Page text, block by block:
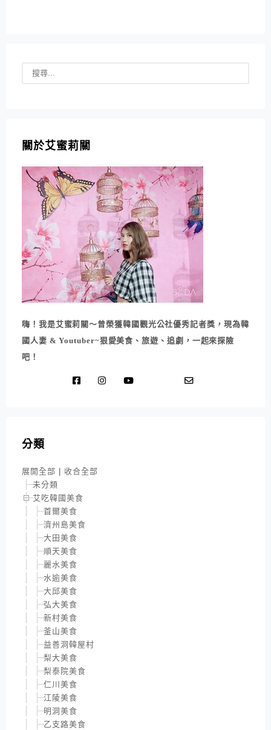
關於艾蜜莉關
嗨！我是艾蜜莉關～曾榮獲韓國觀光公社優秀記者獎，現為韓
國人妻 & Youtuber~狠愛美食、旅遊、追劇，一起來探險
吧！
分類
展開全部
收合全部
未分類
艾吃韓國美食
首爾美食
濟州島美食
大田美食
順天美食
麗水美食
水逾美食
大邱美食
弘大美食
新村美食
釜山美食
益善洞韓屋村
梨大美食
梨泰院美食
仁川美食
江陵美食
明洞美食
乙支路美食